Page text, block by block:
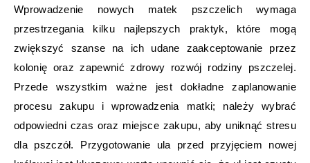
Wprowadzenie nowych matek pszczelich wymaga
przestrzegania kilku najlepszych praktyk, które mogą
zwiększyć szanse na ich udane zaakceptowanie przez
kolonię oraz zapewnić zdrowy rozwój rodziny pszczelej.
Przede wszystkim ważne jest dokładne zaplanowanie
procesu zakupu i wprowadzenia matki; należy wybrać
odpowiedni czas oraz miejsce zakupu, aby uniknąć stresu
dla pszczół. Przygotowanie ula przed przyjęciem nowej